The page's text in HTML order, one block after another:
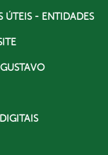
ÚTEIS - ENTIDADES